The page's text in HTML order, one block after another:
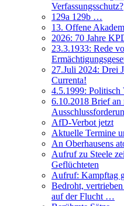
Verfassungsschutz?
129a 129b …
13. Offene
2026: 70 Jahre
23.3.1933: Rede
27.Juli 2024: Drei
Currenta!
4.5.1999: Politisch
6.10.2018 Brief
AfD-Verbot jetzt
Aktuelle Termine
An Oberhausens
Aufruf zu Steele
Geflüchteten
Aufruf: Kampftag
Bedroht,
auf der Flucht …